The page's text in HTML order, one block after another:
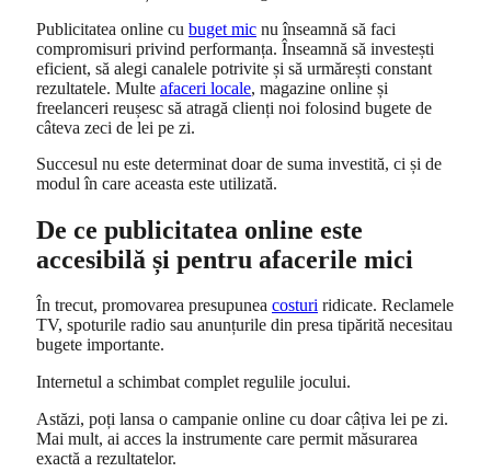
Publicitatea online cu buget mic nu înseamnă să faci
compromisuri privind performanța. Înseamnă să investești
eficient, să alegi canalele potrivite și să urmărești constant
rezultatele. Multe afaceri locale, magazine online și
freelanceri reușesc să atragă clienți noi folosind bugete de
câteva zeci de lei pe zi.
Succesul nu este determinat doar de suma investită, ci și de
modul în care aceasta este utilizată.
De ce publicitatea online este
accesibilă și pentru afacerile mici
În trecut, promovarea presupunea costuri ridicate. Reclamele
TV, spoturile radio sau anunțurile din presa tipărită necesitau
bugete importante.
Internetul a schimbat complet regulile jocului.
Astăzi, poți lansa o campanie online cu doar câțiva lei pe zi.
Mai mult, ai acces la instrumente care permit măsurarea
exactă a rezultatelor.